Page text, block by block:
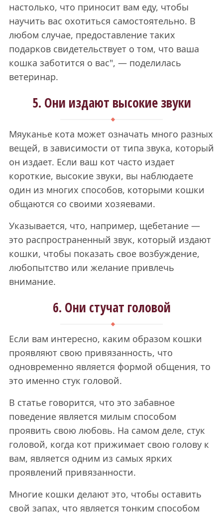
настолько, что приносит вам еду, чтобы
научить вас охотиться самостоятельно. В
любом случае, предоставление таких
подарков свидетельствует о том, что ваша
кошка заботится о вас", — поделилась
ветеринар.
5. Они издают высокие звуки
Мяуканье кота может означать много разных
вещей, в зависимости от типа звука, который
он издает. Если ваш кот часто издает
короткие, высокие звуки, вы наблюдаете
один из многих способов, которыми кошки
общаются со своими хозяевами.
Указывается, что, например, щебетание —
это распространенный звук, который издают
кошки, чтобы показать свое возбуждение,
любопытство или желание привлечь
внимание.
6. Они стучат головой
Если вам интересно, каким образом кошки
проявляют свою привязанность, что
одновременно является формой общения, то
это именно стук головой.
В статье говорится, что это забавное
поведение является милым способом
проявить свою любовь. На самом деле, стук
головой, когда кот прижимает свою голову к
вам, является одним из самых ярких
проявлений привязанности.
Многие кошки делают это, чтобы оставить
свой запах, что является тонким способом